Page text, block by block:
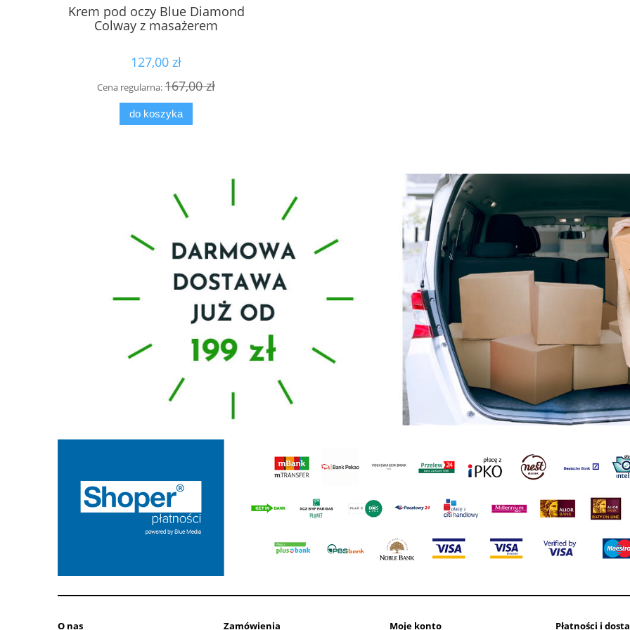
Krem pod oczy Blue Diamond
Colway z masażerem
127,00 zł
Cena regularna:167,00 zł
do koszyka
O nas Zamówienia Moje konto Płatności i